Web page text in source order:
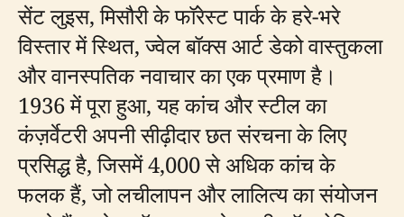
सेंट लुइस, मिसौरी के फॉरेस्ट पार्क के हरे-भरे
विस्तार में स्थित, ज्वेल बॉक्स आर्ट डेको वास्तुकला
और वानस्पतिक नवाचार का एक प्रमाण है।
1936 में पूरा हुआ, यह कांच और स्टील का
कंज़र्वेटरी अपनी सीढ़ीदार छत संरचना के लिए
प्रसिद्ध है, जिसमें 4,000 से अधिक कांच के
फलक हैं, जो लचीलापन और लालित्य का संयोजन